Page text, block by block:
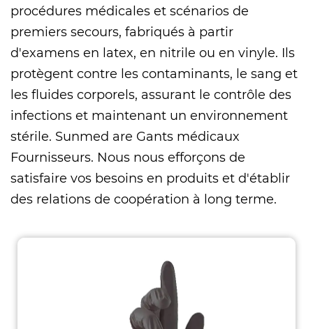
procédures médicales et scénarios de
premiers secours, fabriqués à partir
d'examens en latex, en nitrile ou en vinyle. Ils
protègent contre les contaminants, le sang et
les fluides corporels, assurant le contrôle des
infections et maintenant un environnement
stérile. Sunmed are Gants médicaux
Fournisseurs. Nous nous efforçons de
satisfaire vos besoins en produits et d'établir
des relations de coopération à long terme.